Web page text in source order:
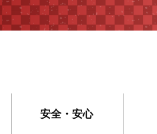
安全・安心